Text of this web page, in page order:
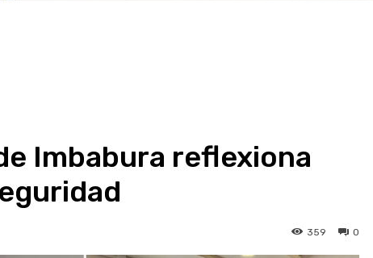
Imbabura reflexiona
0
359